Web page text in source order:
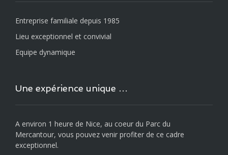
Entreprise familiale depuis 1985
Lieu exceptionnel et convivial
Equipe dynamique
Une expérience unique …
A environ 1 heure de Nice, au coeur du Parc du
Mercantour, vous pouvez venir profiter de ce cadre
exceptionnel.